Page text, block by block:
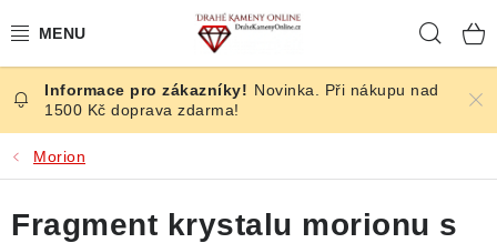
na
ČESKÉ KAMENY
ŠPERKY
KAMENY ZE SVĚTA
Novinka. Při nákupu nad
1500 Kč doprava zdarma!
Morion
Fragment krystalu morionu s